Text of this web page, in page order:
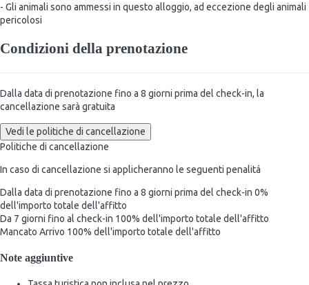
- Gli animali sono ammessi in questo alloggio, ad eccezione degli animali
pericolosi
Condizioni della prenotazione
Dalla data di prenotazione fino a 8 giorni prima del check-in, la
cancellazione sarà gratuita
Vedi le politiche di cancellazione
Politiche di cancellazione
In caso di cancellazione si applicheranno le seguenti penalitá
Dalla data di prenotazione fino a 8 giorni prima del check-in 0%
dell'importo totale dell'affitto
Da 7 giorni fino al check-in 100% dell'importo totale dell'affitto
Mancato Arrivo 100% dell'importo totale dell'affitto
Note aggiuntive